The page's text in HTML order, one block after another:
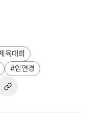
육대회
임연경